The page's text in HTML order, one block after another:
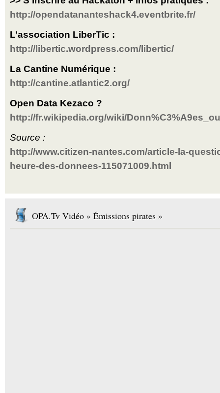
http://opendatananteshack4.eventbrite.fr/
L’association LiberTic :
http://libertic.wordpress.com/libertic/
La Cantine Numérique :
http://cantine.atlantic2.org/
Open Data Kezaco ?
http://fr.wikipedia.org/wiki/
Source :
http://www.citizen-nantes.com/article-la-
heure-des-donnees-115071009.html
OPA.Tv Vidéo » Émissions pirates »